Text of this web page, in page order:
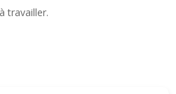
travailler.